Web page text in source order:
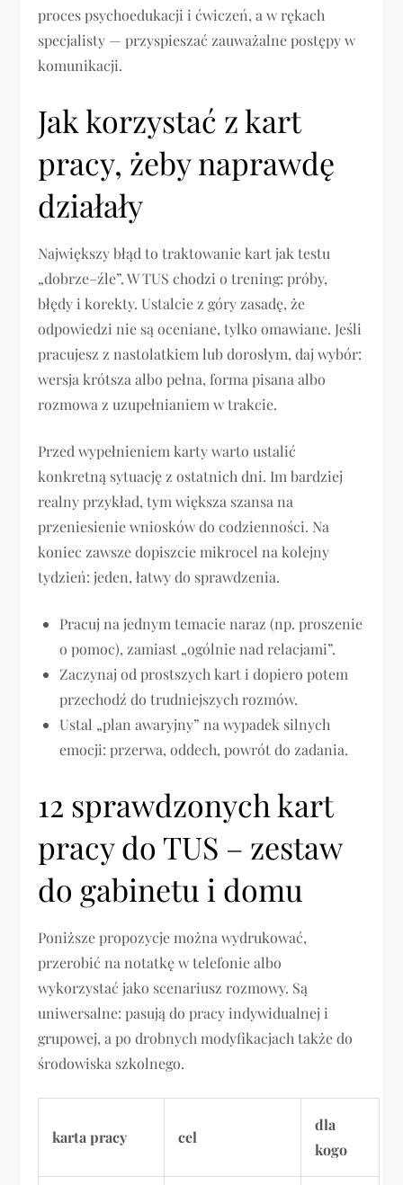
proces psychoedukacji i ćwiczeń, a w rękach
specjalisty — przyspieszać zauważalne postępy w
komunikacji.
Jak korzystać z kart
pracy, żeby naprawdę
działały
Największy błąd to traktowanie kart jak testu
„dobrze–źle”. W TUS chodzi o trening: próby,
błędy i korekty. Ustalcie z góry zasadę, że
odpowiedzi nie są oceniane, tylko omawiane. Jeśli
pracujesz z nastolatkiem lub dorosłym, daj wybór:
wersja krótsza albo pełna, forma pisana albo
rozmowa z uzupełnianiem w trakcie.
Przed wypełnieniem karty warto ustalić
konkretną sytuację z ostatnich dni. Im bardziej
realny przykład, tym większa szansa na
przeniesienie wniosków do codzienności. Na
koniec zawsze dopiszcie mikrocel na kolejny
tydzień: jeden, łatwy do sprawdzenia.
Pracuj na jednym temacie naraz (np. proszenie
o pomoc), zamiast „ogólnie nad relacjami”.
Zaczynaj od prostszych kart i dopiero potem
przechodź do trudniejszych rozmów.
Ustal „plan awaryjny” na wypadek silnych
emocji: przerwa, oddech, powrót do zadania.
12 sprawdzonych kart
pracy do TUS – zestaw
do gabinetu i domu
Poniższe propozycje można wydrukować,
przerobić na notatkę w telefonie albo
wykorzystać jako scenariusz rozmowy. Są
uniwersalne: pasują do pracy indywidualnej i
grupowej, a po drobnych modyfikacjach także do
środowiska szkolnego.
karta pracy cel
dla
kogo